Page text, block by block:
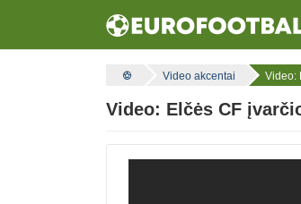
Video akcentai Video:
Video: Elčės CF